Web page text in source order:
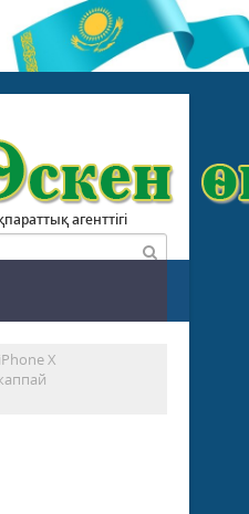
агенттігі
Х